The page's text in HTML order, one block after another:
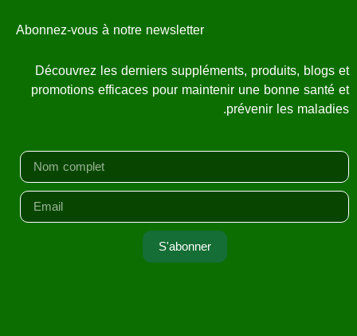
supervision du bureau de sécurité sanitaire.
Qualité super
Les produits de la marque sante magasin répondent
a des normes strictes et nous n’utilisons que des
composants uniques et fiables.
Abonnez-vous à notre newsletter
Découvrez les derniers suppléments, produits, blogs et
promotions efficaces pour maintenir une bonne santé et
prévenir les maladies.
S'abonner